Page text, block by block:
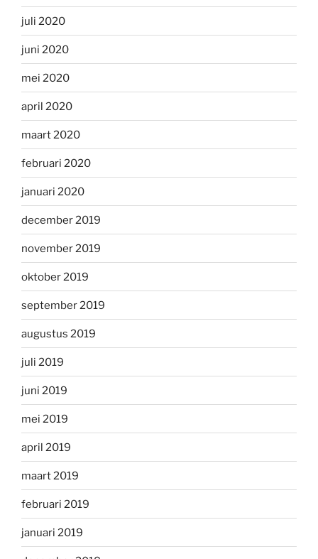
juli 2020
juni 2020
mei 2020
april 2020
maart 2020
februari 2020
januari 2020
december 2019
november 2019
oktober 2019
september 2019
augustus 2019
juli 2019
juni 2019
mei 2019
april 2019
maart 2019
februari 2019
januari 2019